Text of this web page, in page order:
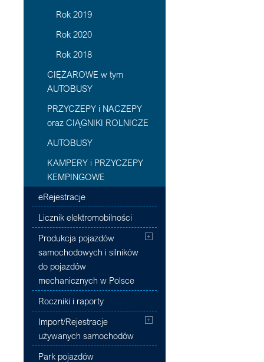
Rok 2019
Rok 2020
Rok 2018
CIĘŻAROWE w tym
AUTOBUSY
PRZYCZEPY i NACZEPY
oraz CIĄGNIKI ROLNICZE
AUTOBUSY
KAMPERY i PRZYCZEPY
KEMPINGOWE
eRejestracje
Licznik elektromobilności
Produkcja pojazdów
samochodowych i silników
do pojazdów
mechanicznych w Polsce
Roczniki i raporty
Import/Rejestracje
używanych samochodów
Park pojazdów